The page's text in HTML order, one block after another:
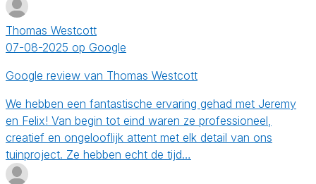
Thomas Westcott
07-08-2025 op Google
Google review van Thomas Westcott
We hebben een fantastische ervaring gehad met Jeremy
en Felix! Van begin tot eind waren ze professioneel,
creatief en ongelooflijk attent met elk detail van ons
tuinproject. Ze hebben echt de tijd…